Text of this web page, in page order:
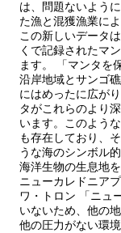
は、問題ないよう
た漁と混獲漁業に
この新しいデータ
くで記録されたマ
ます。 「マンタを
沿岸地域とサンゴ
にはめったに広が
タがこれらのより
います。このよう
も存在しており、
うな海のシンボル
海洋生物の生息地
ニューカレドニア
ワ・トロン 「ニュ
いないため、他の
他の圧力がない環